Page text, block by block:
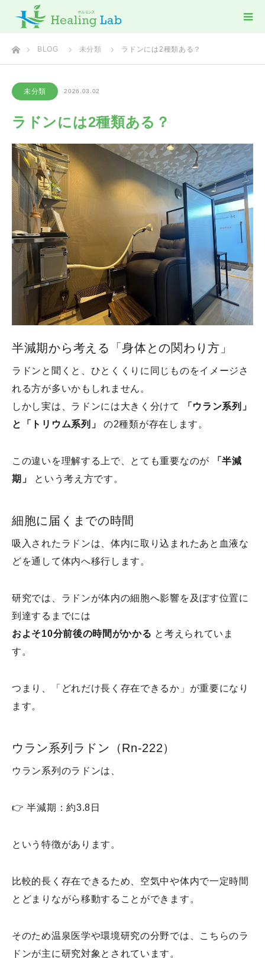
ホームBLOG 未分類 ラドンには2種類ある？
未分類 2026.03.02
ラドンには2種類ある？
半減期から考える「身体との関わり方」
ラドンと聞くと、ひとくくりに同じものをイメージさ
れる方が多いかもしれません。
しかし実は、ラドンには大きく分けて
「ウラン系列」
と「トリウム系列」
の2種類が存在します。
この違いを理解する上で、とても重要なのが
「半減
期」
という考え方です。
細胞に届くまでの時間
吸入されたラドンは、体内に取り込まれたあと血液な
どを通して体内へ移行します。
研究では、ラドンが体内の細胞へ影響を及ぼす位置に
到達するまでには
およそ10分前後の時間がかかる と考えられていま
す。
つまり、「どれだけ長く存在できるか」が重要になり
ます。
ウラン系列ラドン（Rn-222）
ウラン系列のラドンは、
👉 半減期：約3.8日
という特徴があります。
比較的長く存在できるため、空気中や体内で一定時間
とどまりながら移動することができます。
そのため温泉医学や環境研究の分野では、こちらのラ
ドンが主に研究対象とされています。